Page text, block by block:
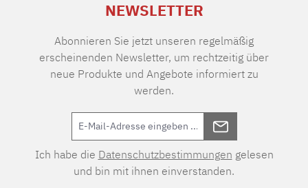
NEWSLETTER
Abonnieren Sie jetzt unseren regelmäßig
erscheinenden Newsletter, um rechtzeitig über
neue Produkte und Angebote informiert zu
werden.
Ich habe die Datenschutzbestimmungen gelesen
und bin mit ihnen einverstanden.